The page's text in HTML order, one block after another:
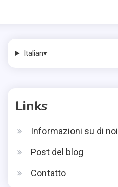
Italian▾
Links
Informazioni su di noi
Post del blog
Contatto